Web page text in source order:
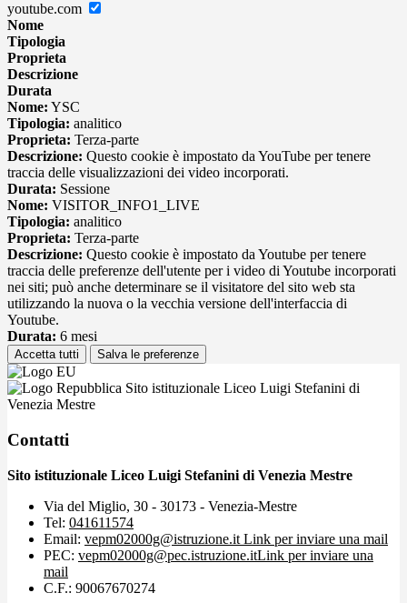
youtube.com
Nome
Tipologia
Proprieta
Descrizione
Durata
Nome: YSC
Tipologia: analitico
Proprieta: Terza-parte
Descrizione: Questo cookie è impostato da YouTube per tenere
traccia delle visualizzazioni dei video incorporati.
Durata: Sessione
Nome: VISITOR_INFO1_LIVE
Tipologia: analitico
Proprieta: Terza-parte
Descrizione: Questo cookie è impostato da Youtube per tenere
traccia delle preferenze dell'utente per i video di Youtube incorporati
nei siti; può anche determinare se il visitatore del sito web sta
utilizzando la nuova o la vecchia versione dell'interfaccia di
Youtube.
Durata: 6 mesi
Accetta tutti Salva le preferenze
Sito istituzionale Liceo Luigi Stefanini di
Venezia Mestre
Contatti
Sito istituzionale Liceo Luigi Stefanini di Venezia Mestre
Via del Miglio, 30 - 30173 - Venezia-Mestre
Tel: 041611574
Email: vepm02000g@istruzione.it Link per inviare una mail
PEC: vepm02000g@pec.istruzione.itLink per inviare una
mail
C.F.: 90067670274